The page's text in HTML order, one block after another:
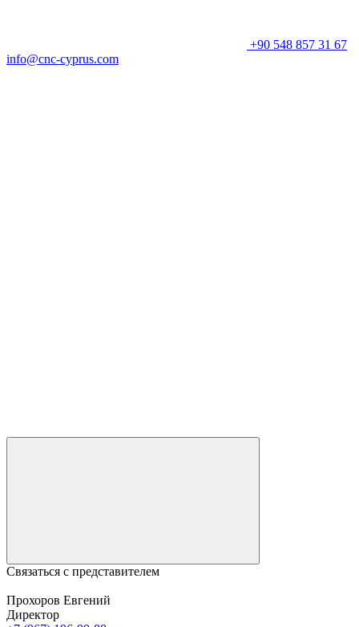
+90 548 857 31 67
info@cnc-cyprus.com
Связаться с представителем
Прохоров Евгений
Директор